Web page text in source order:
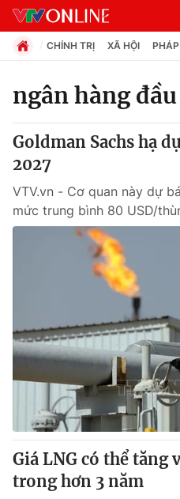
Chuyên mục
Chính trị
Xã hội
Thế giới
Thế giới đó đây
Câu chuyện quốc tế
Kinh tế
Tài chính
Thị trường
Góc doanh nghiệp
Dữ liệu và đời sống
Truyền hình
CHÍNH TRỊ XÃ HỘI
ngân hàng
Goldman Sachs hạ
2027
VTV.vn - Cơ quan này dự
mức trung bình 80 USD/
Giá LNG có thể tăng
trong hơn 3 năm